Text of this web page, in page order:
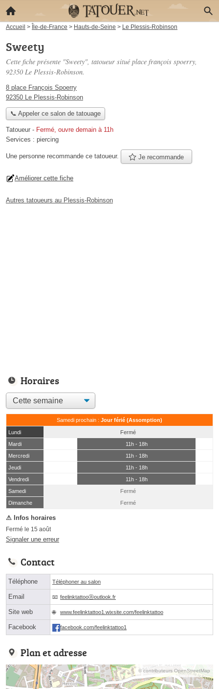
Accueil > Île-de-France > Hauts-de-Seine > Le Plessis-Robinson
Sweety
Cette fiche présente "Sweety", tatoueur situé place françois spoerry,
92350 Le Plessis-Robinson.
8 place François Spoerry
92350 Le Plessis-Robinson
📞 Appeler ce salon de tatouage
Tatoueur - Fermé, ouvre demain à 11h
Services : piercing
Une personne recommande ce tatoueur. Je recommande
Améliorer cette fiche
Autres tatoueurs au Plessis-Robinson
Horaires
Samedi prochain : Jour férié (Assomption)
Lundi
Fermé
Mardi
11h - 18h
Mercredi
11h - 18h
Jeudi
11h - 18h
Vendredi
11h - 18h
Samedi
(15 août)
Fermé
Dimanche
Fermé
Fermé le 15 août
Signaler une erreur
Contact
Téléphone Téléphoner au salon
Email feelinktattooⓐoutlook.fr
Site web www.feelinktattoo1.wixsite.com/feelinktattoo
Facebook facebook.com/feelinktattoo1
Plan et adresse
© contributeurs OpenStreetMap